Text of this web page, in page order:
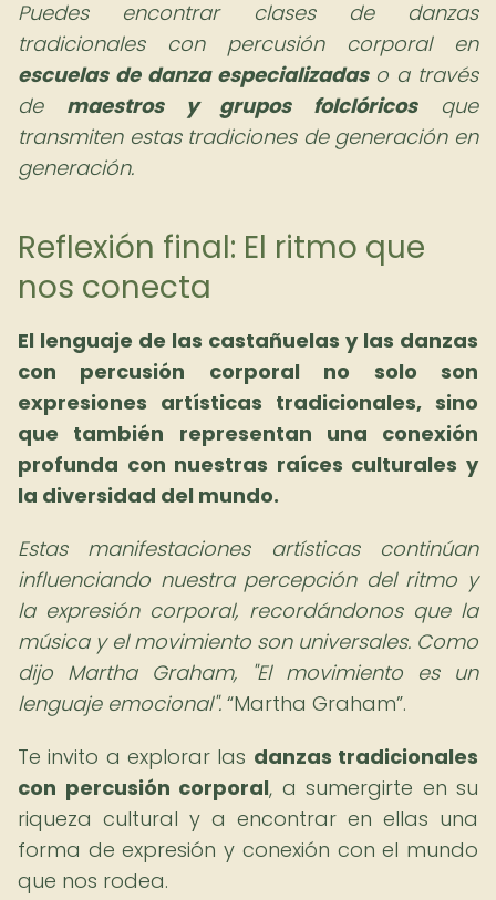
Puedes encontrar clases de danzas
tradicionales con percusión corporal en
escuelas de danza especializadaso a través
de maestros y grupos folclóricosque
transmiten estas tradiciones de generación en
generación.
Reflexión final: El ritmo que
nos conecta
El lenguaje de las castañuelas y las danzas
con percusión corporal no solo son
expresiones artísticas tradicionales, sino
que también representan una conexión
profunda con nuestras raíces culturales y
la diversidad del mundo.
Estas manifestaciones artísticas continúan
influenciando nuestra percepción del ritmo y
la expresión corporal, recordándonos que la
música y el movimiento son universales. Como
dijo Martha Graham, "El movimiento es un
lenguaje emocional". Martha Graham .
Te invito a explorar las danzas tradicionales
con percusión corporal, a sumergirte en su
riqueza cultural y a encontrar en ellas una
forma de expresión y conexión con el mundo
que nos rodea.